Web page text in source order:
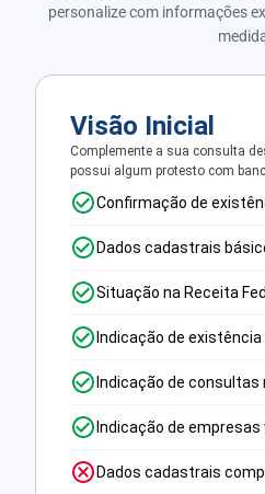
personalize com informações
Visão Inicial
Complemente a sua consulta
possui algum protesto com
Confirmação de
Dados cadastrais
Situação na Receita
Indicação de
Indicação de
Indicação de empresas
Dados cadastrais